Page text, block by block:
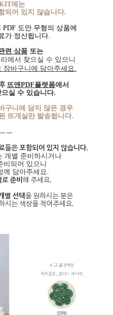
에는
되어 있지 않습니다.
도안 무형의 상품에
가 정산됩니다.
련 상품 또는
에서 찾으실 수 있으니
바구니에 담아주세요.
뜨앤PDF플랫폼에서
실 수 있습니다.
구니에 담지 않은 경우
뜨개실만 발송됩니다.
ㅡ
들은 포함되어 있지 않습니다.
개별 준비하시거나
비되어 있으니
께 담아주세요.
준비 해 주세요.
별 선택을 원하시는 분은
시는 색상을 적어주세요.